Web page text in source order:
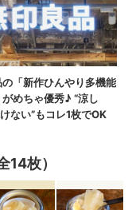
14枚）